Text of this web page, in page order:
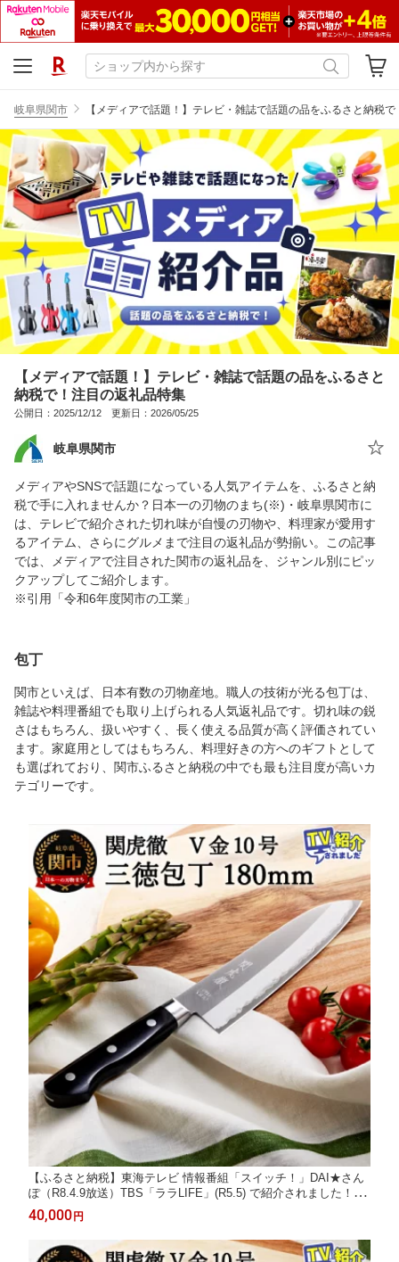
岐阜県関市 【メディアで話題！】テレビ・雑誌で話題の品をふるさと納税
【メディアで話題！】テレビ・雑誌で話題の品をふるさと
納税で！注目の返礼品特集
公開日：2025/12/12 更新日：2026/05/25
岐阜県関市
メディアやSNSで話題になっている人気アイテムを、ふるさと納
税で手に入れませんか？日本一の刃物のまち(※)・岐阜県関市に
は、テレビで紹介された切れ味が自慢の刃物や、料理家が愛用す
るアイテム、さらにグルメまで注目の返礼品が勢揃い。この記事
では、メディアで注目された関市の返礼品を、ジャンル別にピッ
クアップしてご紹介します。
※引用「令和6年度関市の工業」
包丁
関市といえば、日本有数の刃物産地。職人の技術が光る包丁は、
雑誌や料理番組でも取り上げられる人気返礼品です。切れ味の鋭
さはもちろん、扱いやすく、長く使える品質が高く評価されてい
ます。家庭用としてはもちろん、料理好きの方へのギフトとして
も選ばれており、関市ふるさと納税の中でも最も注目度が高いカ
テゴリーです。
【ふるさと納税】東海テレビ 情報番組「スイッチ！」DAI★さん
ぽ（R8.4.9放送）TBS「ララLIFE」(R5.5) で紹介されました！安
田刃物 関虎徹 V金10号 三徳包丁 180mm (YG300) 日本製 包丁 よ
く切れる 持ちやすい ハンドル 三層構造 肉 魚 野菜 18cmキッチ
40,000 円